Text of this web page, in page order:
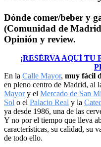
Dónde comer/beber y
(Comunidad de
Opinión y review.
¡RESÉRVA AQUÍ
En la Calle Mayor, muy fácil
en pleno centro de Madrid, al
Mayory el Mercado de San
Sol o el Palacio Real y la
ya desde 1986, una de las
Y no por el tiempo que lleva
características, su calidad, su
de todo ello.